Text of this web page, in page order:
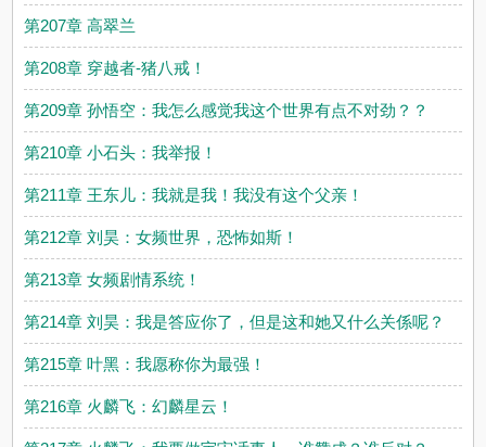
第207章 高翠兰
第208章 穿越者-猪八戒！
第209章 孙悟空：我怎么感觉我这个世界有点不对劲？？
第210章 小石头：我举报！
第211章 王东儿：我就是我！我没有这个父亲！
第212章 刘昊：女频世界，恐怖如斯！
第213章 女频剧情系统！
第214章 刘昊：我是答应你了，但是这和她又什么关係呢？
第215章 叶黑：我愿称你为最强！
第216章 火麟飞：幻麟星云！